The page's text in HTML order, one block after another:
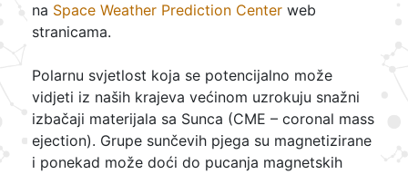
na Space Weather Prediction Center web
stranicama.
Polarnu svjetlost koja se potencijalno može
vidjeti iz naših krajeva većinom uzrokuju snažni
izbačaji materijala sa Sunca (CME – coronal mass
ejection). Grupe sunčevih pjega su magnetizirane
i ponekad može doći do pucanja magnetskih